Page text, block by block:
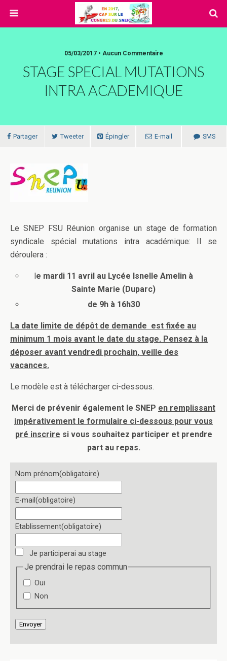
05/03/2017 • Aucun Commentaire
STAGE SPECIAL MUTATIONS
INTRA ACADEMIQUE
Partager Tweeter Épingler E-mail SMS
Le SNEP FSU Réunion organise un stage de formation
syndicale spécial mutations intra académique: Il se
déroulera :
le mardi 11 avril au Lycée Isnelle Amelin à
Sainte Marie (Duparc)
de 9h à 16h30
La date limite de dépôt de demande est fixée au
minimum 1 mois avant le date du stage. Pensez à la
déposer avant vendredi prochain, veille des
vacances.
Le modèle est à télécharger ci-dessous.
Merci de prévenir également le SNEP en remplissant
impérativement le formulaire ci-dessous pour vous
pré inscrire si vous souhaitez participer et prendre
part au repas.
Nom prénom(obligatoire)
E-mail (obligatoire)
Etablissement(obligatoire)
Je participerai au stage
Je prendrai le repas commun
Oui
Non
Envoyer